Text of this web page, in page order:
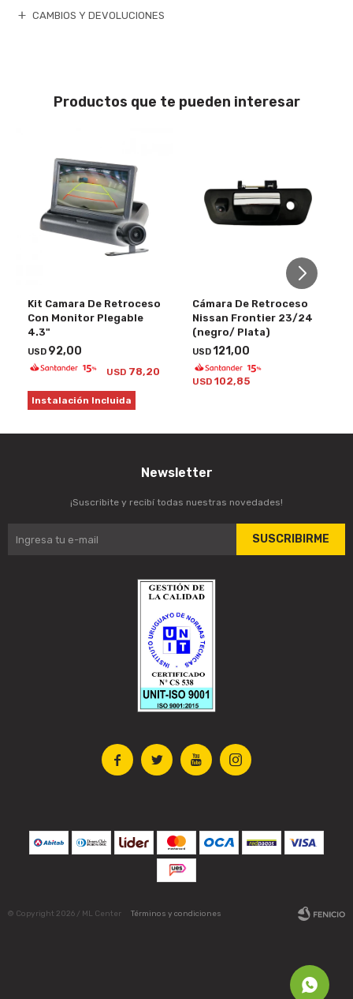
CAMBIOS Y DEVOLUCIONES
Productos que te pueden interesar
Kit Camara De Retroceso
Con Monitor Plegable
4.3"
USD 92,00
USD 78,20
Instalación Incluida
Cámara De Retroceso
Nissan Frontier 23/24
(negro/ Plata)
USD121,00
USD 102,85
   
Newsletter
¡Suscribite y recibí todas nuestras novedades!
SUSCRIBIRME
© Copyright 2026 / ML Center Términos y condiciones